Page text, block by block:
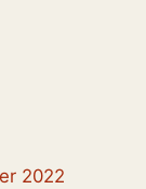
2022